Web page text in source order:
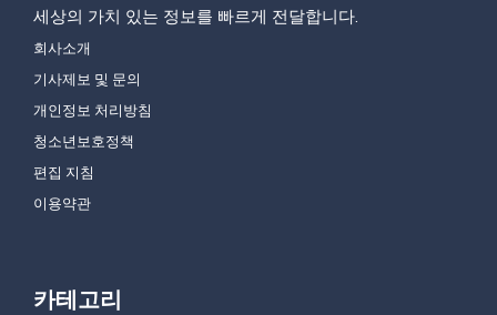
세상의 가치 있는 정보를 빠르게 전달합니다.
회사소개
기사제보 및 문의
개인정보 처리방침
청소년보호정책
편집 지침
이용약관
카테고리